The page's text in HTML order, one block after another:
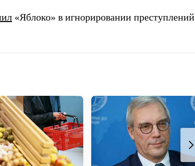
«Яблоко» в игнорировании преступлений